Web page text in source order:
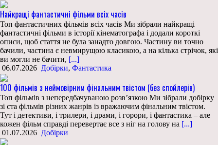
Найкращі фантастичні фільми всіх часів
Топ фантастичних фільмів всіх часів Ми зібрали найкращі
фантастичні фільми в історії кінематографа і додали короткі
описи, щоб стаття не була занадто довгою. Частину ви точно
бачили, частина є невмирущою класикою, а на кілька стрічок, які
ви могли не бачити, [...]
06.07.2026 Добірки, Фантастика
100 фільмів з неймовірним фінальним твістом (без спойлерів)
Топ фільмів з непередбачуваною розв’язкою Ми зібрали добірку
зі ста фільмів різних жанрів із вражаючим фінальним твістом.
Тут і детективи, і трилери, і драми, і горори, і фантастика – але
кожен фільм справді перевертає все з ніг на голову на [...]
01.07.2026 Добірки